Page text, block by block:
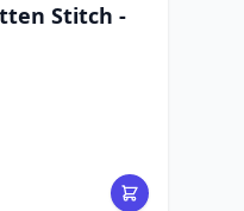
Stitch -